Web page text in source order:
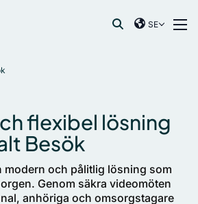
SE
Norway
Spain
Sweden
United Kingdom
flexibel lösning
Besök
modern och pålitlig lösning som
Genom säkra videomöten
anhöriga och omsorgstagare